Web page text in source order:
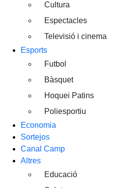
Cultura
Espectacles
Televisió i cinema
Esports
Futbol
Bàsquet
Hoquei Patins
Poliesportiu
Economia
Sortejos
Canal Camp
Altres
Educació